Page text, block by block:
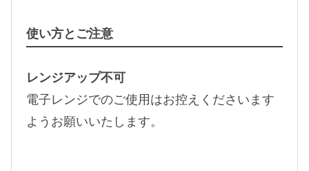
使い方とご注意
レンジアップ不可
電子レンジでのご使用はお控えくださいます
ようお願いいたします。